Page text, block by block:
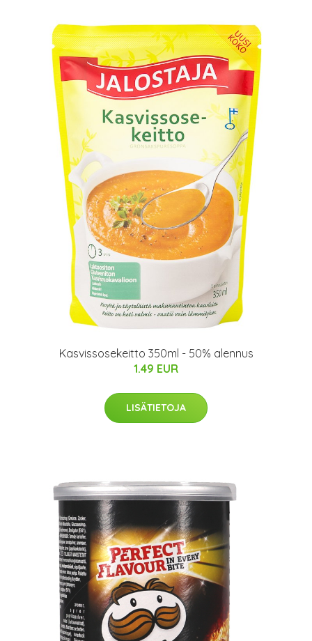
Kasvissosekeitto 350ml - 50% alennus
1.49 EUR
LISÄTIETOJA